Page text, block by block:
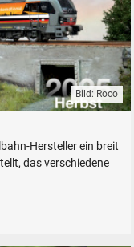
Bild: Roco
Hersteller ein breit
das verschiedene